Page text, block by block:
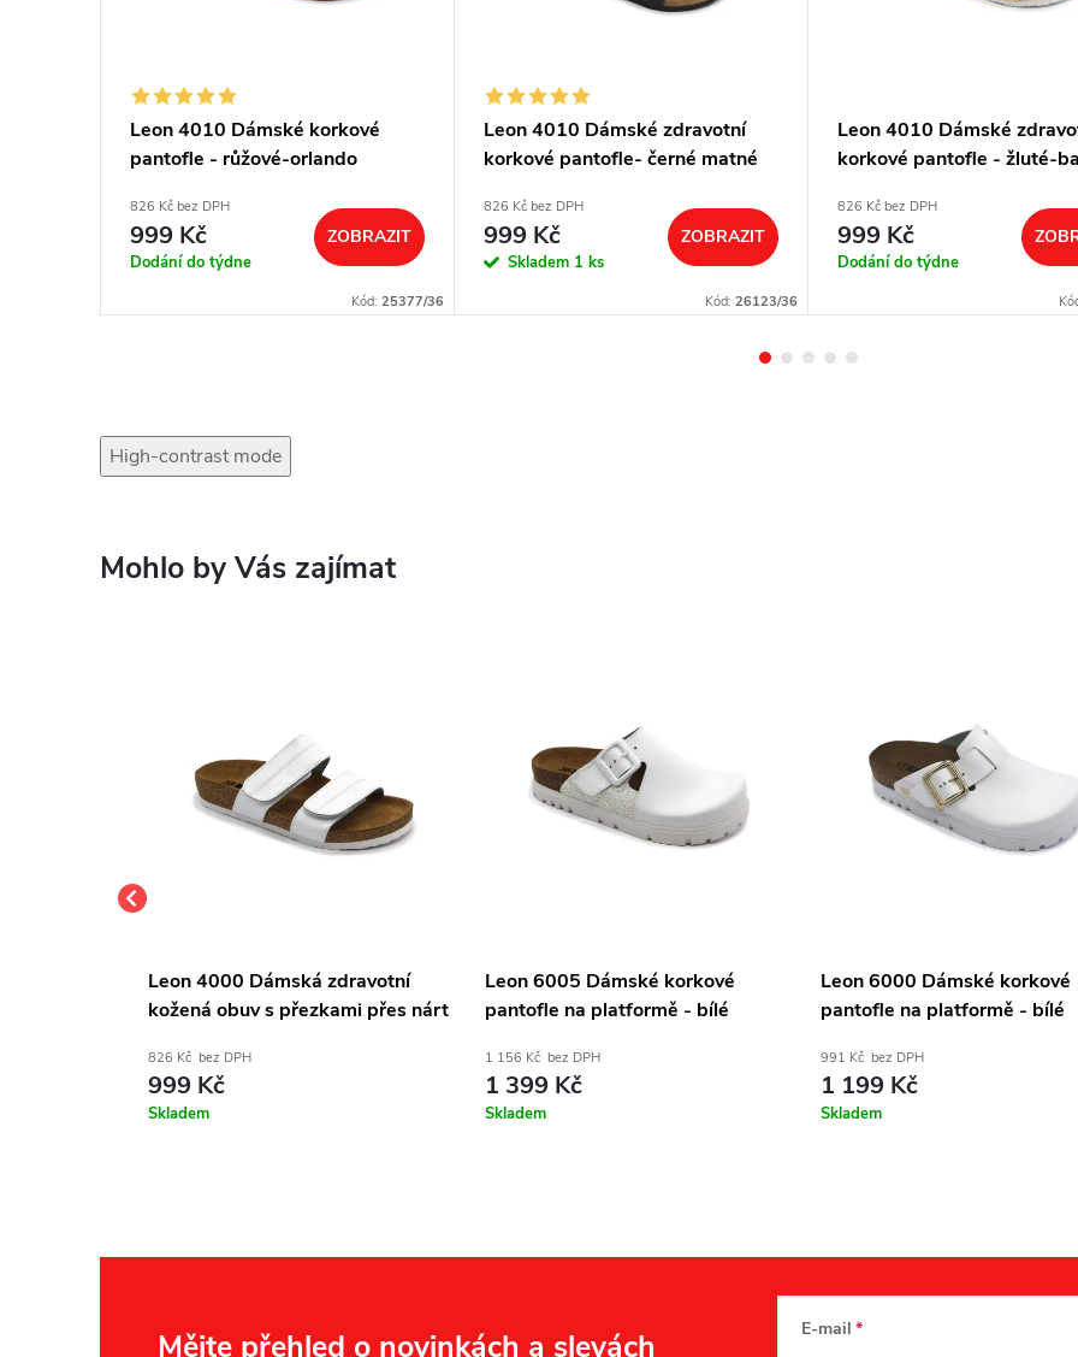
Leon 4010 Dámské korkové
pantofle - růžové-orlando
826 Kč bez DPH
999 Kč
Dodání do týdne
ZOBRAZIT
Kód: 25377/36
Leon 4010 Dámské zdravotní
korkové pantofle- černé matné
826 Kč bez DPH
999 Kč
Skladem 1 ks
ZOBRAZIT
Kód: 26123/36
Leon 4010 Dámské
korkové pantofle - žluté-
826 Kč bez DPH
999 Kč
Dodání do týdne
High-contrast mode
Mohlo by Vás zajímat
Leon 4000 Dámská zdravotní
kožená obuv s přezkami přes nárt
826 Kč bez DPH
999 Kč
Skladem
Leon 6005 Dámské korkové
pantofle na platformě - bílé
1 156 Kč bez DPH
1 399 Kč
Skladem
Leon 6000 Dámské korkové
pantofle na platformě - bílé
991 Kč bez DPH
1 199 Kč
Skladem
Mějte přehled o novinkách a slevách E-mail